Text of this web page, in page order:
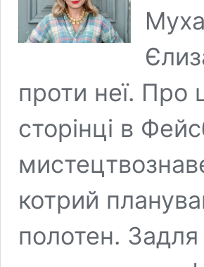
проти неї. Про
сторінці в
котрий
полотен. Задля